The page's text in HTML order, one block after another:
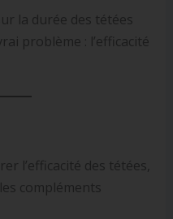
la durée des tétées
problème : l’efficacité
l’efficacité des tétées,
compléments